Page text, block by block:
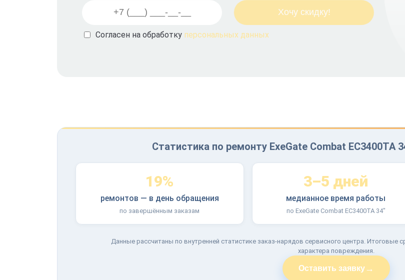
Согласен на обработку персональных данных
Статистика по ремонту ExeGate Combat EC3400TA
19%
ремонтов — в день обращения
по завершённым заказам
3–5 дней
медианное время работы
по ExeGate Combat EC3400TA 34"
Данные рассчитаны по внутренней статистике заказ-нарядов сервисного центра. Итоговые
характера повреждения.
Оставить заявку→